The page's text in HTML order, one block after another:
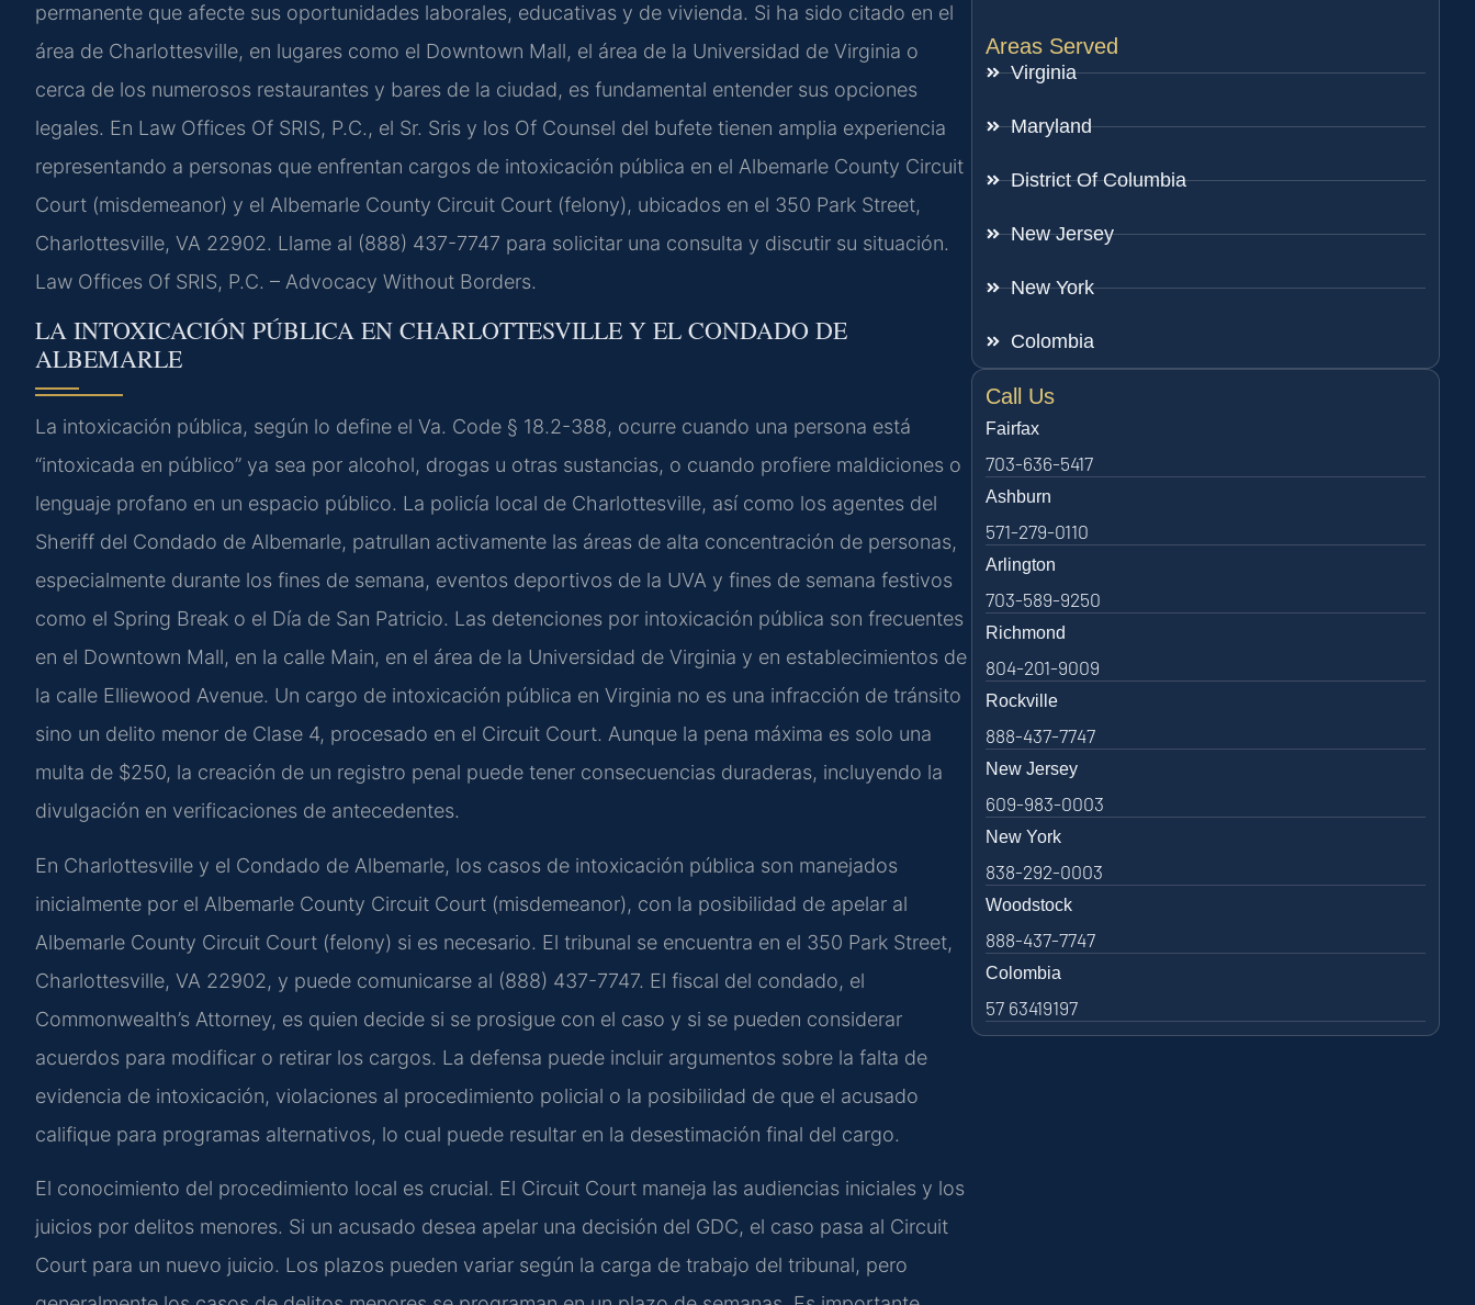
permanente que afecte sus oportunidades laborales, educativas y de vivienda. Si ha sido citado en el
área de Charlottesville, en lugares como el Downtown Mall, el área de la Universidad de Virginia o
cerca de los numerosos restaurantes y bares de la ciudad, es fundamental entender sus opciones
legales. En Law Offices Of SRIS, P.C., el Sr. Sris y los Of Counsel del bufete tienen amplia experiencia
representando a personas que enfrentan cargos de intoxicación pública en el Albemarle County Circuit
Court (misdemeanor) y el Albemarle County Circuit Court (felony), ubicados en el 350 Park Street,
Charlottesville, VA 22902. Llame al (888) 437-7747 para solicitar una consulta y discutir su situación.
Law Offices Of SRIS, P.C. – Advocacy Without Borders.
LA INTOXICACIÓN PÚBLICA EN CHARLOTTESVILLE Y EL CONDADO DE
ALBEMARLE
La intoxicación pública, según lo define el Va. Code § 18.2-388, ocurre cuando una persona está
“intoxicada en público” ya sea por alcohol, drogas u otras sustancias, o cuando profiere maldiciones o
lenguaje profano en un espacio público. La policía local de Charlottesville, así como los agentes del
Sheriff del Condado de Albemarle, patrullan activamente las áreas de alta concentración de personas,
especialmente durante los fines de semana, eventos deportivos de la UVA y fines de semana festivos
como el Spring Break o el Día de San Patricio. Las detenciones por intoxicación pública son frecuentes
en el Downtown Mall, en la calle Main, en el área de la Universidad de Virginia y en establecimientos de
la calle Elliewood Avenue. Un cargo de intoxicación pública en Virginia no es una infracción de tránsito
sino un delito menor de Clase 4, procesado en el Circuit Court. Aunque la pena máxima es solo una
multa de $250, la creación de un registro penal puede tener consecuencias duraderas, incluyendo la
divulgación en verificaciones de antecedentes.
En Charlottesville y el Condado de Albemarle, los casos de intoxicación pública son manejados
inicialmente por el Albemarle County Circuit Court (misdemeanor), con la posibilidad de apelar al
Albemarle County Circuit Court (felony) si es necesario. El tribunal se encuentra en el 350 Park Street,
Charlottesville, VA 22902, y puede comunicarse al (888) 437-7747. El fiscal del condado, el
Commonwealth’s Attorney, es quien decide si se prosigue con el caso y si se pueden considerar
acuerdos para modificar o retirar los cargos. La defensa puede incluir argumentos sobre la falta de
evidencia de intoxicación, violaciones al procedimiento policial o la posibilidad de que el acusado
califique para programas alternativos, lo cual puede resultar en la desestimación final del cargo.
El conocimiento del procedimiento local es crucial. El Circuit Court maneja las audiencias iniciales y los
juicios por delitos menores. Si un acusado desea apelar una decisión del GDC, el caso pasa al Circuit
Court para un nuevo juicio. Los plazos pueden variar según la carga de trabajo del tribunal, pero
Areas Served
Virginia
Maryland
District Of Columbia
New Jersey
New York
Colombia
Call Us
Fairfax
703-636-5417
Ashburn
571-279-0110
Arlington
703-589-9250
Richmond
804-201-9009
Rockville
888-437-7747
New Jersey
609-983-0003
New York
838-292-0003
Woodstock
888-437-7747
Colombia
57 63419197